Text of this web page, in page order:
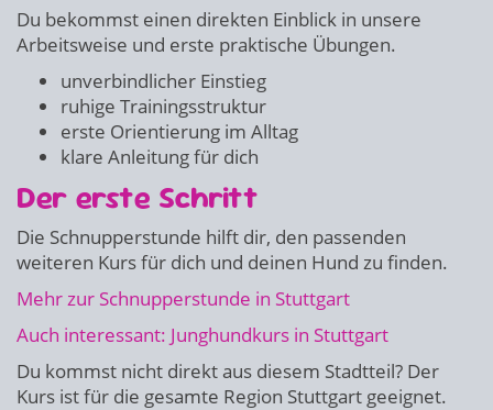
Du bekommst einen direkten Einblick in unsere
Arbeitsweise und erste praktische Übungen.
unverbindlicher Einstieg
ruhige Trainingsstruktur
erste Orientierung im Alltag
klare Anleitung für dich
Der erste Schritt
Die Schnupperstunde hilft dir, den passenden
weiteren Kurs für dich und deinen Hund zu finden.
Mehr zur Schnupperstunde in Stuttgart
Auch interessant: Junghundkurs in Stuttgart
Du kommst nicht direkt aus diesem Stadtteil? Der
Kurs ist für die gesamte Region Stuttgart geeignet.